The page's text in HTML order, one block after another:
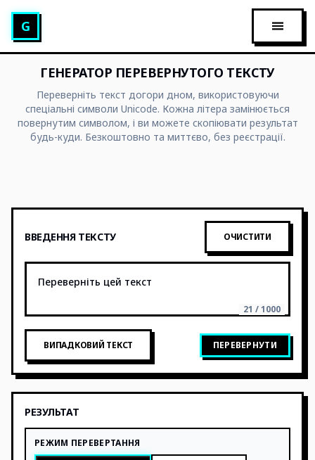
Генератор glitch‑тексту
G
ГЕНЕРАТОР ПЕРЕВЕРНУТОГО ТЕКСТУ
Переверніть текст догори дном, використовуючи
спеціальні символи Unicode. Кожна літера замінюється
повернутим символом, і ви можете скопіювати результат
будь-куди. Безкоштовно та миттєво, без реєстрації.
ВВЕДЕННЯ ТЕКСТУ ОЧИСТИТИ
21 / 1000
ВИПАДКОВИЙ ТЕКСТ ПЕРЕВЕРНУТИ
РЕЗУЛЬТАТ
РЕЖИМ ПЕРЕВЕРТАННЯ